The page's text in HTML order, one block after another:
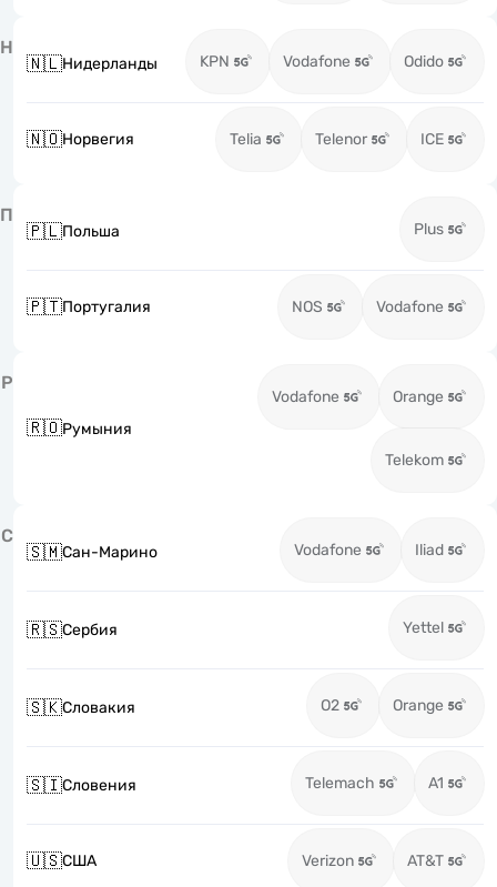
Н
🇳🇱Нидерланды KPN Vodafone Odido
🇳🇴Норвегия Telia Telenor ICE
П
🇵🇱Польша Plus
🇵🇹Португалия NOS Vodafone
Р
🇷🇴Румыния
Vodafone Orange
Telekom
С
🇸🇲Сан-Марино Vodafone Iliad
🇷🇸Сербия Yettel
🇸🇰Словакия O2 Orange
🇸🇮Словения Telemach A1
🇺🇸США Verizon AT&T